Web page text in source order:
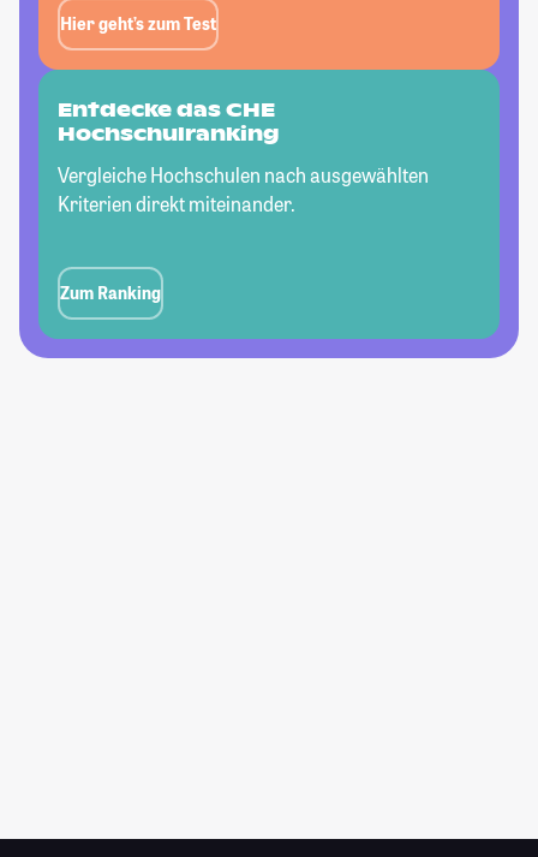
Hier geht’s zum Test
Entdecke das CHE
Hochschulranking
Vergleiche Hochschulen nach ausgewählten
Kriterien direkt miteinander.
Zum Ranking